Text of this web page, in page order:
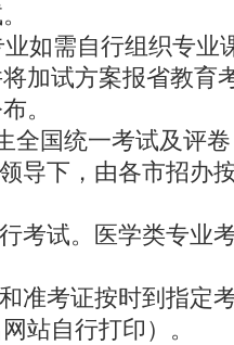
如需自行组织专业
加试方案报省教育
。
全国统一考试及评卷
导下，由各市招办
考试。医学类专业
准考证按时到指定
站自行打印）。